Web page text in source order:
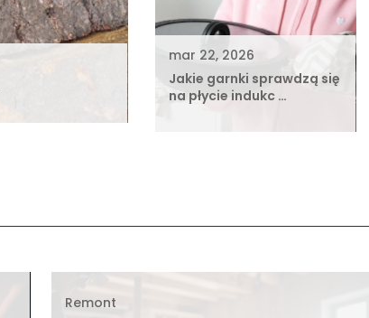
mar 22, 2026
Jakie garnki sprawdzą się
na płycie indukc …
Remont